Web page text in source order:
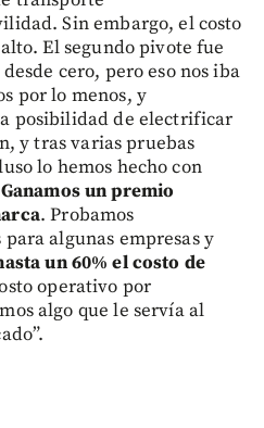
Sin embargo, el costo
El segundo pivote fue
cero, pero eso nos iba
por lo menos, y
posibilidad de electrificar
y tras varias pruebas
lo hemos hecho con
Ganamos un premio
. Probamos
algunas empresas y
un 60% el costo de
operativo por
algo que le servía al